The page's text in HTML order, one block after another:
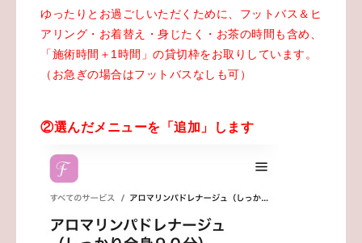
ゆったりとお過ごしいただくために、フットバス＆ヒ
アリング・お着替え・身じたく・お茶の時間も含め、
「施術時間＋1時間」の貸切枠をお取りしています。
（お急ぎの場合はフットバスなしも可）
②選んだメニューを「追加」します